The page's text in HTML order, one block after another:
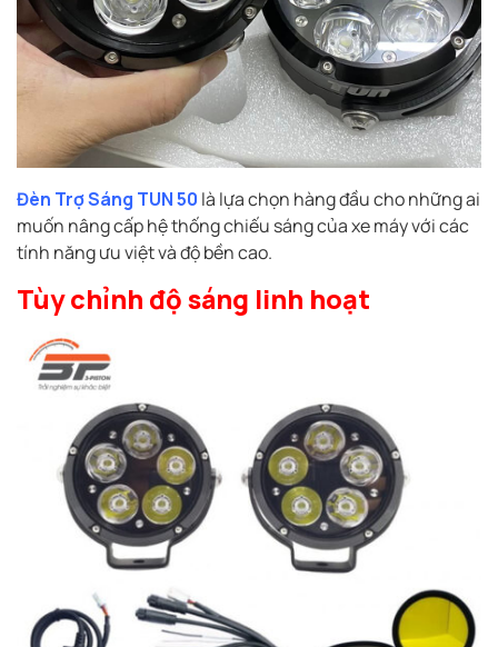
Đèn Trợ Sáng TUN 50 là lựa chọn hàng đầu cho những ai
muốn nâng cấp hệ thống chiếu sáng của xe máy với các
tính năng ưu việt và độ bền cao.
Tùy chỉnh độ sáng linh hoạt